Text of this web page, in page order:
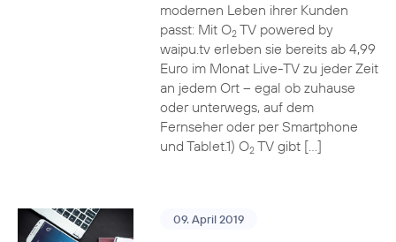
modernen Leben ihrer Kunden
passt: Mit O2TV powered by
waipu.tv erleben sie bereits ab 4,99
Euro im Monat Live-TV zu jeder Zeit
an jedem Ort – egal ob zuhause
oder unterwegs, auf dem
Fernseher oder per Smartphone
und Tablet.1) O2TV gibt […]
09. April 2019